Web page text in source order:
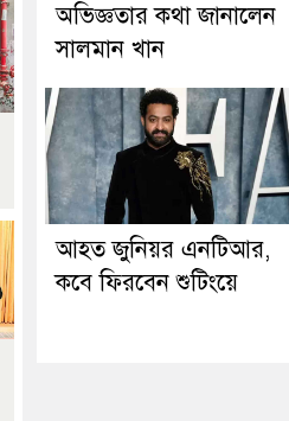
অভিজ্ঞতার কথা জানালেন
সালমান খান
আহত জুনিয়র এনটিআর,
কবে ফিরবেন শুটিংয়ে